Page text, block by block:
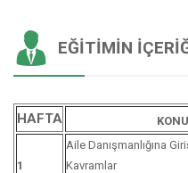
EĞITIMIN
HAFTA KONU
1
Aile Danışmanlığına
Kavramlar